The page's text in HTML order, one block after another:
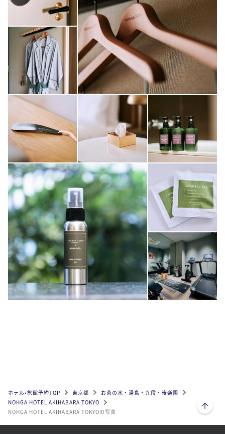
ホテル•旅館予約TOP 東京都
お茶の水・湯島・九段・後楽園
NOHGA HOTEL AKIHABARA TOKYO
NOHGA HOTEL AKIHABARA TOKYOの写真
ページトップへ